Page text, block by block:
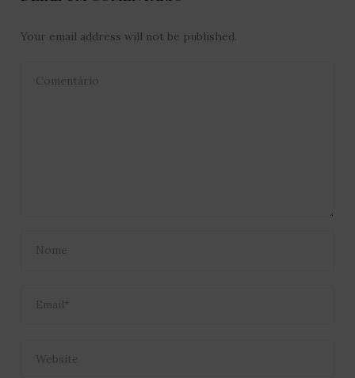
Your email address will not be published.